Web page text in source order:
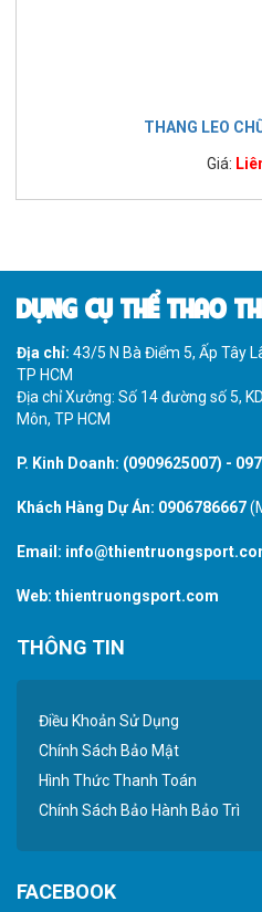
THANG LEO
Giá:
DỤNG CỤ THỂ THAO
Địa chỉ: 43/5 N Bà Điểm 5, Ấp Tây
TP HCM
Địa chỉ Xưởng: Số 14 đường số 5,
Môn, TP HCM
P. Kinh Doanh: (0909625007) -
Khách Hàng Dự Án: 0906786667
Email:
Web: thientruongsport.com
THÔNG TIN
Điều Khoản Sử Dụng
Chính Sách Bảo Mật
Hình Thức Thanh Toán
Chính Sách Bảo Hành Bảo Trì
FACEBOOK